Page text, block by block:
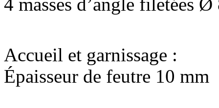
4 masses d’angle filetées
Accueil et garnissage :
Épaisseur de feutre 10 mm